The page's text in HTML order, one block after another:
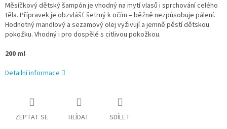
Měsíčkový dětský šampón je vhodný na mytí vlasů i sprchování celého
těla. Přípravek je obzvlášť šetrný k očím – běžně nezpůsobuje pálení.
Hodnotný mandlový a sezamový olej vyživují a jemně pěstí dětskou
pokožku. Vhodný i pro dospělé s citlivou pokožkou.
200 ml
Detailní informace
ZEPTAT SE HLÍDAT SDÍLET